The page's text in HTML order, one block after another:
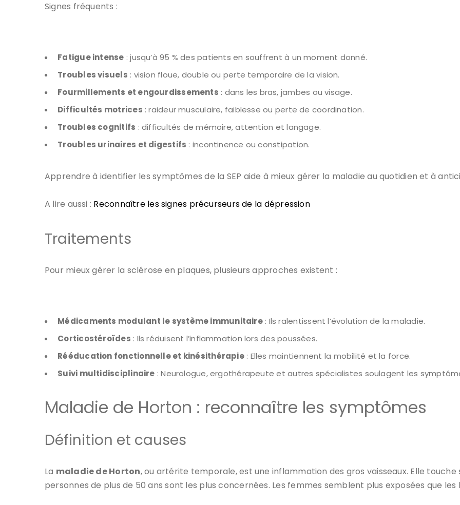
Signes fréquents :
Fatigue intense : jusqu’à 95 % des patients en souffrent à un moment donné.
Troubles visuels : vision floue, double ou perte temporaire de la vision.
Fourmillements et engourdissements : dans les bras, jambes ou visage.
Difficultés motrices : raideur musculaire, faiblesse ou perte de coordination.
Troubles cognitifs : difficultés de mémoire, attention et langage.
Troubles urinaires et digestifs : incontinence ou constipation.
Apprendre à identifier les symptômes de la SEP aide à mieux gérer la maladie au quotidien et à
A lire aussi : Reconnaître les signes précurseurs de la dépression
Traitements
Pour mieux gérer la sclérose en plaques, plusieurs approches existent :
Médicaments modulant le système immunitaire: Ils ralentissent l’évolution de la maladie.
Corticostéroïdes : Ils réduisent l’inflammation lors des poussées.
Rééducation fonctionnelle et kinésithérapie: Elles maintiennent la mobilité et la force.
Suivi multidisciplinaire : Neurologue, ergothérapeute et autres spécialistes soulagent les
Maladie de Horton : reconnaître les symptômes
Définition et causes
La maladie de Horton, ou artérite temporale, est une inflammation des gros vaisseaux. Elle
personnes de plus de 50 ans sont les plus concernées. Les femmes semblent plus exposées que les